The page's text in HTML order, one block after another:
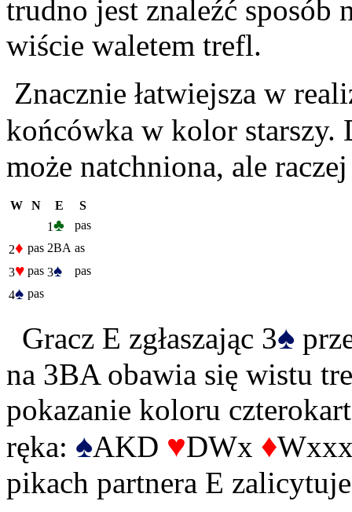
trudno jest znaleźć sposób
wiście waletem trefl.
Znacznie łatwiejsza w
końcówka w kolor starszy.
może natchniona, ale
W N E
S
1♣
pas
2♦ pas 2BA as
3♥ pas 3♠
pas
4♠ pas
Gracz E zgłaszając 3♠
na 3BA obawia się wistu
pokazanie koloru
ręka: ♠AKD ♥DWx ♦
pikach partnera E